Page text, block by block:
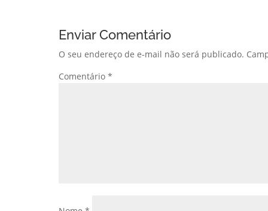
Enviar Comentário
O seu endereço de e-mail não será publicado.
Comentário *